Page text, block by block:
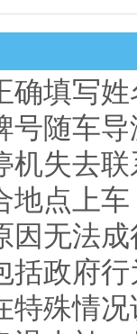
确填写
号随车
机失去
地点上
因无法
括政府
特殊情